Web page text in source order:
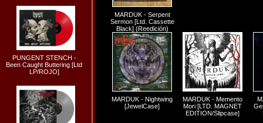
PUNGENT STENCH -
Been Caught Buttering [Ltd
LP/ROJO]
MARDUK - Serpent
Sermon [Ltd. Cassette
Black] (Reedición)
MARDUK - Nightwing
[JewelCase]
MARDUK - Memento
Mori [LTD. MAGNET
EDITION/Slipcase]